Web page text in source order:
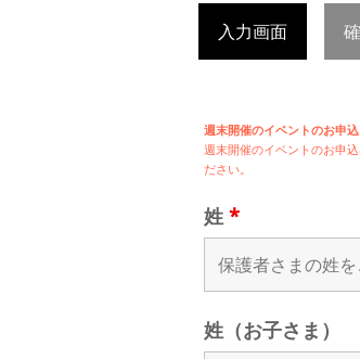
入力画面
週末開催のイベントのお申
週末開催のイベントのお申
ださい。
姓 *
姓（お子さま）